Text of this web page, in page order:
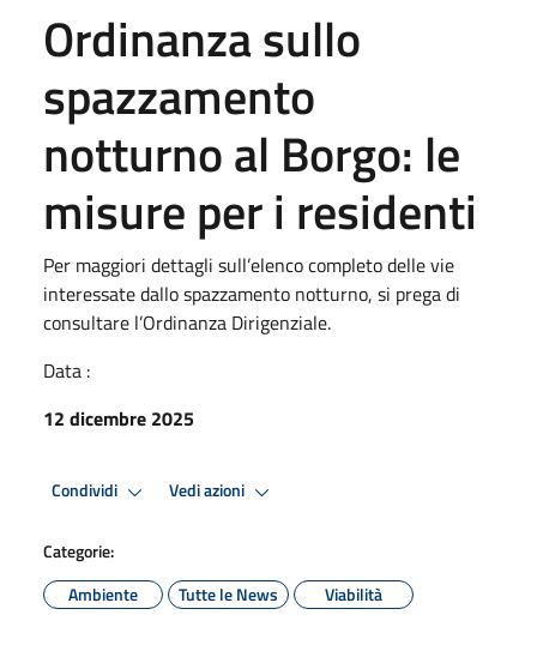
Ordinanza sullo
spazzamento
notturno al Borgo: le
misure per i residenti
Per maggiori dettagli sull’elenco completo delle vie
interessate dallo spazzamento notturno, si prega di
consultare l’Ordinanza Dirigenziale.
Data :
12 dicembre 2025
Condividi Vedi azioni
Categorie:
Ambiente
Tutte le News Viabilità